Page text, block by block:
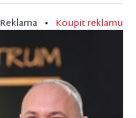
Reklama • Koupit reklamu